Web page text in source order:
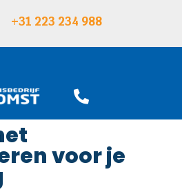
+31 223 234 988
voor je